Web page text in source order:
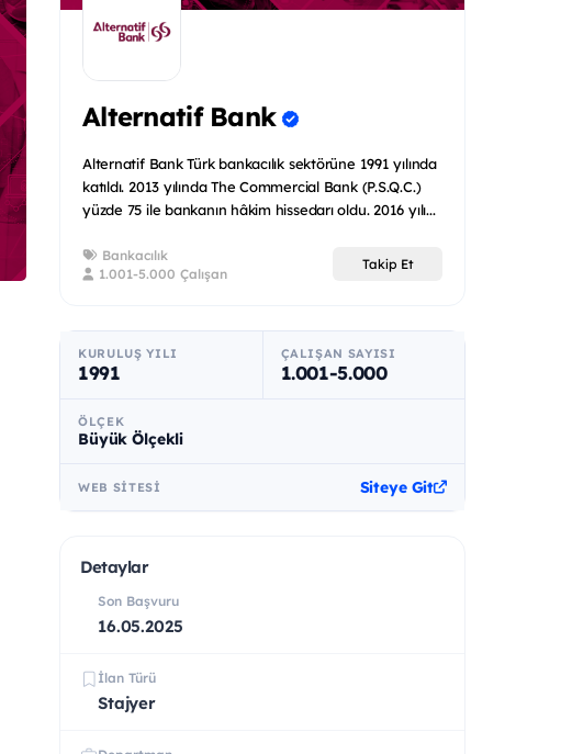
Alternatif Bank
Alternatif Bank Türk bankacılık sektörüne 1991 yılında
katıldı. 2013 yılında The Commercial Bank (P.S.Q.C.)
yüzde 75 ile bankanın hâkim hissedarı oldu. 2016 yılı...
Bankacılık
1.001-5.000 Çalışan
Takip Et
KURULUŞ YILI
1991
ÇALIŞAN SAYISI
1.001-5.000
ÖLÇEK
Büyük Ölçekli
WEB SITESI Siteye Git
Detaylar
Son Başvuru
16.05.2025
İlan Türü
Stajyer